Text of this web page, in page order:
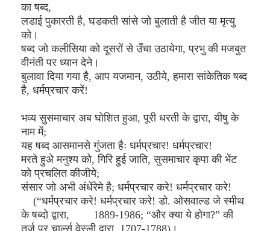
का षब्द,
लडाई पुकारती है, घडकती सांसे जो बुलाती है जीत या मृत्यु
को।
षब्द जो कलीसिया को दूसरों से उँचा उठायेगा, प्रभु की मजबुत
वीनंती पर ध्यान देने।
बुलावा दिया गया है, आप यजमान, उठीये, हमारा सांकेतिक षब्द
है, धर्मप्रचार करें!
भव्य सुसमाचार अब घोशित हुआ, पूरी धरती के द्वारा, यीषु के
नाम में;
यह षब्द आसमानसे गुंजता हैः धर्मप्रचार! धर्मप्रचार!
मरते हुअे मनुश्य को, गिरि हुई जाति, सुसमाचार कृपा की भेंट
को प्रचलित कीजीये;
संसार जो अभी अंधेंरेमे है; धर्मप्रचार करे! धर्मप्रचार करे!
(“धर्मप्रचार करे! धर्मप्रचार करे! डो. ओसवाल्ड जे स्मीथ
के षब्दो द्वारा, 1889-1986; “और क्या ये होगा?” की
तर्ज पर चार्ल्स वेस्ली द्वारा, 1707-1788)।